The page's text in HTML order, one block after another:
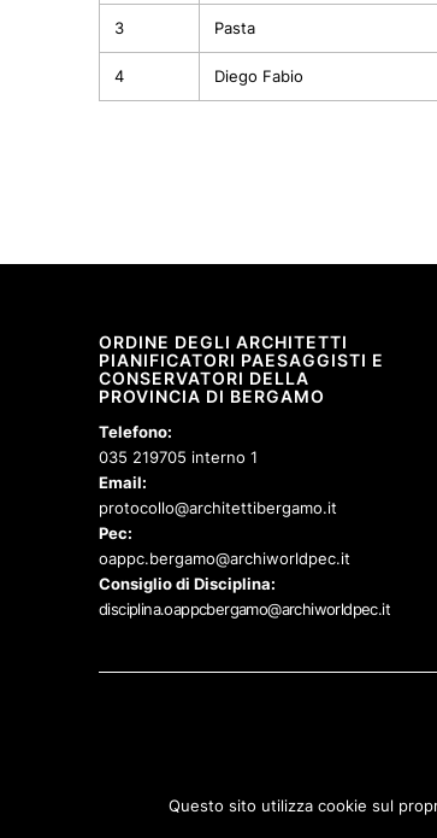
3 Pasta
4 Diego Fabio
ORDINE DEGLI ARCHITETTI
PIANIFICATORI PAESAGGISTI E
CONSERVATORI DELLA
PROVINCIA DI BERGAMO
Telefono:
035 219705 interno 1
Email:
protocollo@architettibergamo.it
Pec:
oappc.bergamo@archiworldpec.it
Consiglio di Disciplina:
disciplina.oappcbergamo@archiworldpec.it
Questo sito utilizza cookie sul